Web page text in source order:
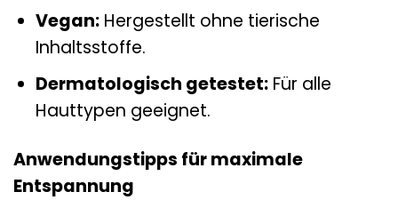
Vegan:Hergestellt ohne tierische
Inhaltsstoffe.
Dermatologisch getestet:Für alle
Hauttypen geeignet.
Anwendungstipps für maximale
Entspannung